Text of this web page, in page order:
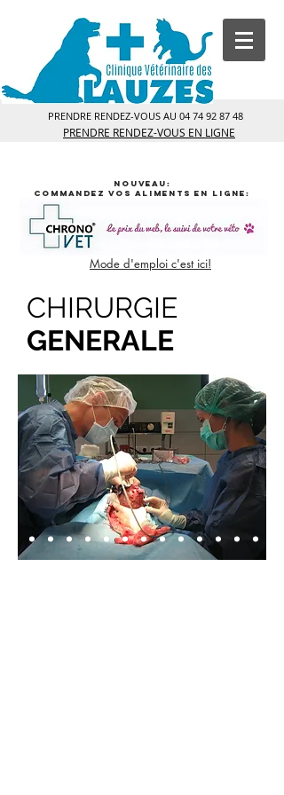
PRENDRE RENDEZ-VOUS AU 04 74 92 87 48
PRENDRE RENDEZ-VOUS EN LIGNE
NOUVEAU:
commandez vos aliments en ligne:
Mode d'emploi c'est ici!
CHIRURGIE
GENERALE